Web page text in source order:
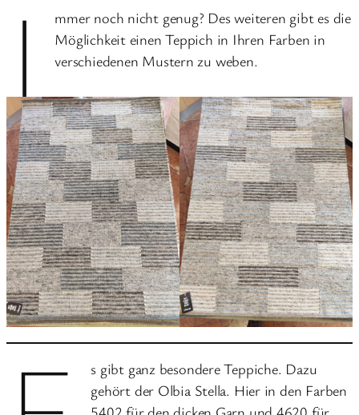
I
mmer noch nicht genug? Des weiteren gibt es die
Möglichkeit einen Teppich in Ihren Farben in
verschiedenen Mustern zu weben.
s gibt ganz besondere Teppiche. Dazu
gehört der Olbia Stella. Hier in den Farben